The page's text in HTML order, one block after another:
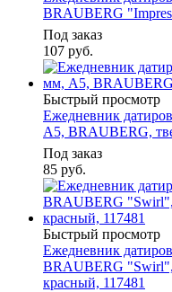
BRAUBERG
Под заказ
107 руб.
Быстрый просмотр
Ежедневник
А5, BRAUBERG,
Под заказ
85 руб.
Быстрый просмотр
Ежедневник
BRAUBERG "Swirl",
красный, 117481